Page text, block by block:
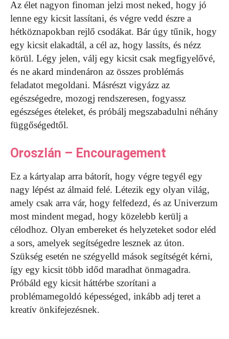
Az élet nagyon finoman jelzi most neked, hogy jó
lenne egy kicsit lassítani, és végre vedd észre a
hétköznapokban rejlő csodákat. Bár úgy tűnik, hogy
egy kicsit elakadtál, a cél az, hogy lassíts, és nézz
körül. Légy jelen, válj egy kicsit csak megfigyelővé,
és ne akard mindenáron az összes problémás
feladatot megoldani. Másrészt vigyázz az
egészségedre, mozogj rendszeresen, fogyassz
egészséges ételeket, és próbálj megszabadulni néhány
függőségedtől.
Oroszlán – Encouragement
Ez a kártyalap arra bátorít, hogy végre tegyél egy
nagy lépést az álmaid felé. Létezik egy olyan világ,
amely csak arra vár, hogy felfedezd, és az Univerzum
most mindent megad, hogy közelebb kerülj a
célodhoz. Olyan embereket és helyzeteket sodor eléd
a sors, amelyek segítségedre lesznek az úton.
Szükség esetén ne szégyelld mások segítségét kérni,
így egy kicsit több időd maradhat önmagadra.
Próbáld egy kicsit háttérbe szorítani a
problémamegoldó képességed, inkább adj teret a
kreatív önkifejezésnek.